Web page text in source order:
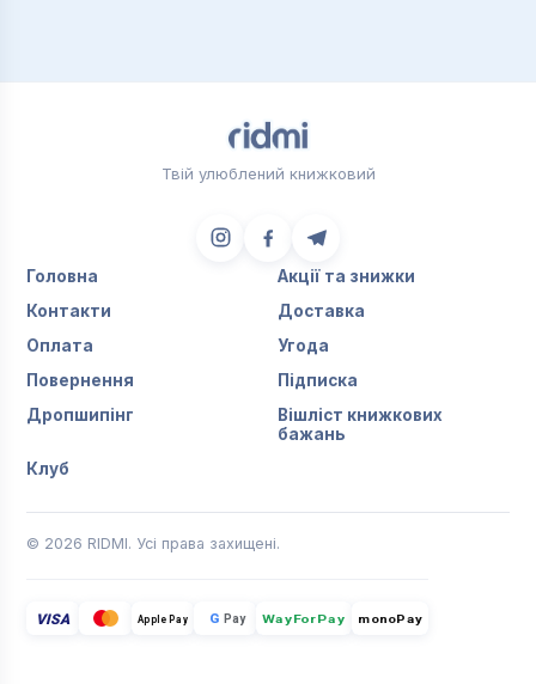
Твій улюблений книжковий
Головна
Акції та знижки
Контакти
Доставка
Оплата
Угода
Повернення
Підписка
Дропшипінг
Вішліст книжкових
бажань
Клуб
© 2026 RIDMI. Усі права захищені.
VISA Apple Pay G Pay WayForPay monoPay